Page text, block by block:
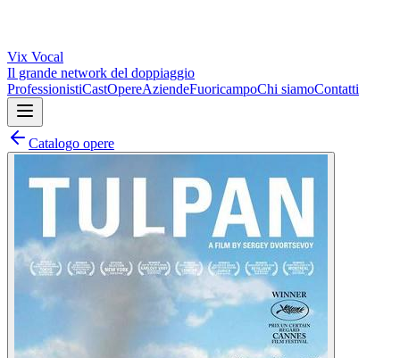
Vix Vocal
Il grande network del doppiaggio
ProfessionistiCastOpereAziendeFuoricampoChi siamoContatti
Catalogo opere